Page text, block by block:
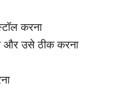
करना
और उसे ठीक करना